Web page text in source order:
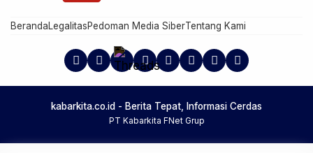
BerandaLegalitasPedoman Media SiberTentang Kami
kabarkita.co.id - Berita Tepat, Informasi Cerdas
PT Kabarkita FNet Grup